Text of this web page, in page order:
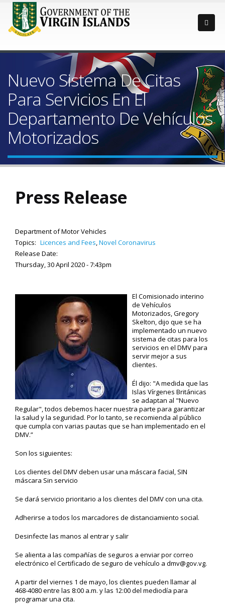
Nuevo Sistema De Citas
Para Servicios En El
Departamento De Vehículos
Motorizados
Press Release
Department of Motor Vehicles
Topics: Licences and Fees,Novel Coronavirus
Release Date:
Thursday, 30 April 2020 - 7:43pm
El Comisionado interino
de Vehículos
Motorizados, Gregory
Skelton, dijo que se ha
implementado un nuevo
sistema de citas para los
servicios en el DMV para
servir mejor a sus
clientes.
Él dijo: "A medida que las
Islas Vírgenes Británicas
se adaptan al "Nuevo
Regular", todos debemos hacer nuestra parte para garantizar
la salud y la seguridad. Por lo tanto, se recomienda al público
que cumpla con varias pautas que se han implementado en el
DMV.”
Son los siguientes:
Los clientes del DMV deben usar una máscara facial, SIN
máscara Sin servicio
Se dará servicio prioritario a los clientes del DMV con una cita.
Adherirse a todos los marcadores de distanciamiento social.
Desinfecte las manos al entrar y salir
Se alienta a las compañías de seguros a enviar por correo
electrónico el Certificado de seguro de vehículo a dmv@gov.vg.
A partir del viernes 1 de mayo, los clientes pueden llamar al
468-4080 entre las 8:00 a.m. y las 12:00 del mediodía para
programar una cita.